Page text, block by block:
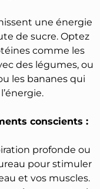
une énergie
de sucre. Optez
comme les
des légumes, ou
les bananes qui
conscients :
profonde ou
pour stimuler
et vos muscles.